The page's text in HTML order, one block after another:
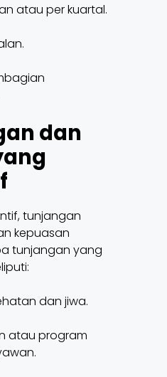
atau per kuartal.
dan
tunjangan
kepuasan
tunjangan yang
dan jiwa.
atau program